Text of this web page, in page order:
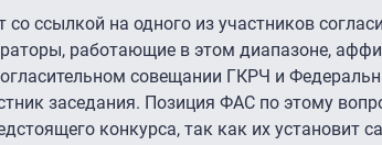
со ссылкой на одного из участников
работающие в этом диапазоне,
совещании ГКРЧ и
заседания. Позиция ФАС по этому
конкурса, так как их установит